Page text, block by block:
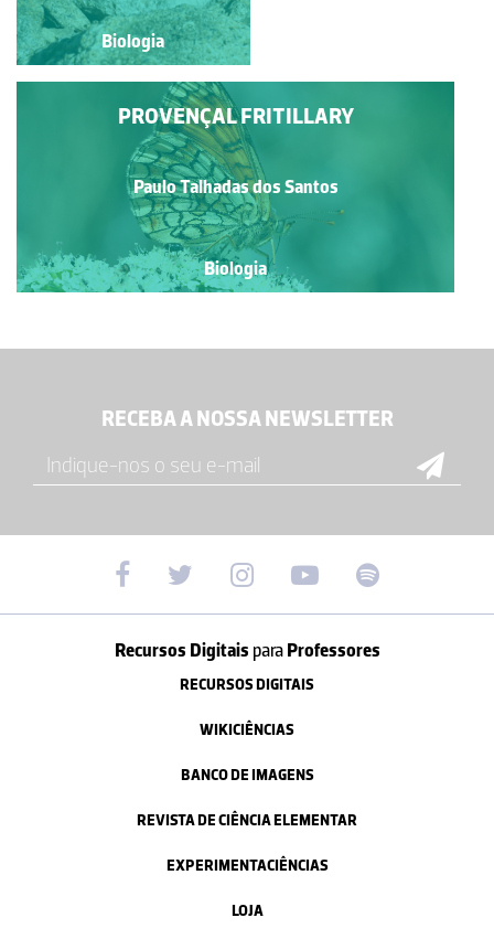
Biologia
Biologia
PROVENÇAL FRITILLARY
Paulo Talhadas dos Santos
Biologia
RECEBA A NOSSA NEWSLETTER
Recursos Digitais paraProfessores
RECURSOS DIGITAIS
WIKICIÊNCIAS
BANCO DE IMAGENS
REVISTA DE CIÊNCIA ELEMENTAR
EXPERIMENTACIÊNCIAS
LOJA